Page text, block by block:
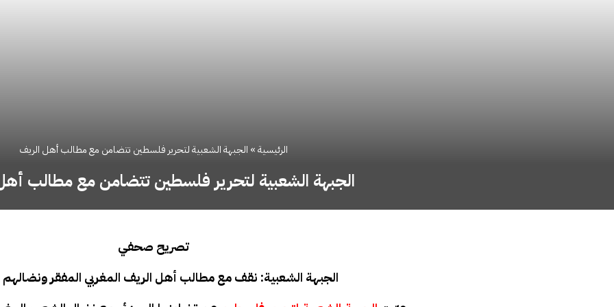
الرئيسية» الجبهة الشعبية لتحرير فلسطين تتضامن مع مطالب أهل الريف
الجبهة الشعبية لتحرير فلسطين تتضامن مع مطالب
تصريح صحفي
الجبهة الشعبية: نقف مع مطالب أهل الريف المغربي المفقر ونضالهم